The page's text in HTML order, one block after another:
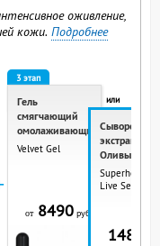
оживление,
кожи. Подробнее
3 этап
Гель
смягчающий
омолаживающий
Velvet Gel
от8490 руб.
или
Сыворотка с
экстрактом
Оливы
Superheal O-
Live Serum
14890